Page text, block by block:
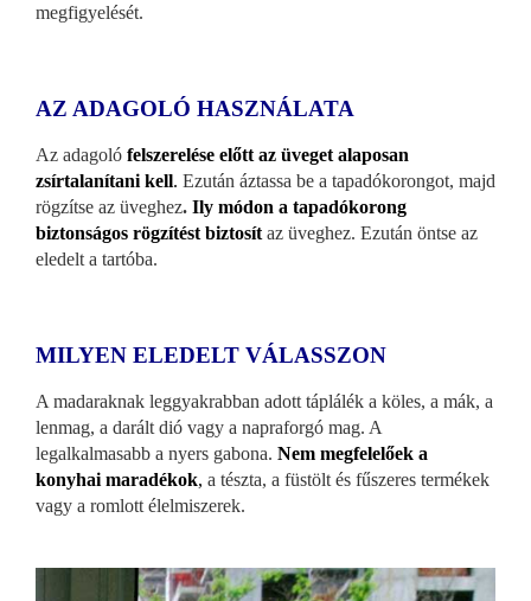
megfigyelését.
AZ ADAGOLÓ HASZNÁLATA
Az adagoló felszerelése előtt az üveget alaposan
zsírtalanítani kell. Ezután áztassa be a tapadókorongot, majd
rögzítse az üveghez. Ily módon a tapadókorong
biztonságos rögzítést biztosít az üveghez. Ezután öntse az
eledelt a tartóba.
MILYEN ELEDELT VÁLASSZON
A madaraknak leggyakrabban adott táplálék a köles, a mák, a
lenmag, a darált dió vagy a napraforgó mag. A
legalkalmasabb a nyers gabona. Nem megfelelőek a
konyhai maradékok, a tészta, a füstölt és fűszeres termékek
vagy a romlott élelmiszerek.